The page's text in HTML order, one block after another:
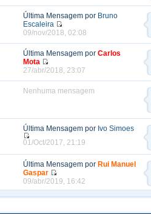
Última Mensagem por Bruno
Escaleira
09/nov/2018, 02:08
Última Mensagem por Carlos
Mota
27/abr/2018, 23:07
Nenhuma mensagem
Última Mensagem por Ivo Simoes
01/Oct/2017, 21:19
Última Mensagem por Rui Manuel
Gaspar
09/abr/2019, 16:42